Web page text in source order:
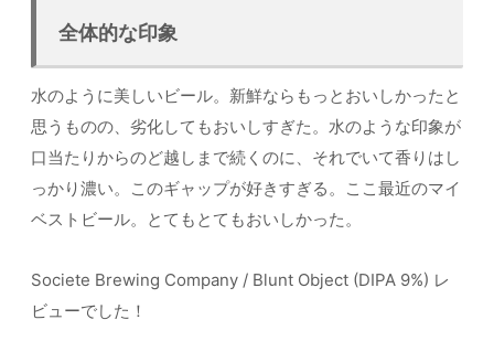
全体的な印象
水のように美しいビール。新鮮ならもっとおいしかったと
思うものの、劣化してもおいしすぎた。水のような印象が
口当たりからのど越しまで続くのに、それでいて香りはし
っかり濃い。このギャップが好きすぎる。ここ最近のマイ
ベストビール。とてもとてもおいしかった。
Societe Brewing Company / Blunt Object (DIPA 9%) レ
ビューでした！